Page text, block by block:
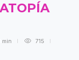
min 715